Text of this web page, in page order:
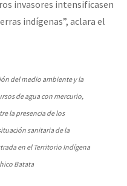
(Las poblaciones y
invasores intensificasen
indígenas”, aclara el
del medio ambiente y la
de agua con mercurio,
la presencia de los
sanitaria de la
en el Territorio Indígena
Batata